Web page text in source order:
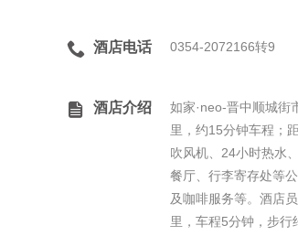
 酒店电话 0354-2072166转9
 酒店介绍
如家·neo-晋中顺城街
里，约15分钟车程；
吹风机、24小时热水
餐厅、行李寄存处等
及咖啡服务等。酒店
里，车程5分钟，步